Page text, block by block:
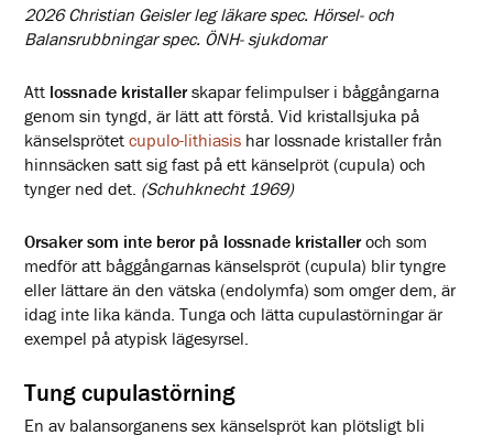
2026 Christian Geisler leg läkare spec. Hörsel- och
Balansrubbningar spec. ÖNH- sjukdomar
Att lossnade kristaller skapar felimpulser i båggångarna
genom sin tyngd, är lätt att förstå. Vid kristallsjuka på
känselsprötetcupulo-lithiasis har lossnade kristaller från
hinnsäcken satt sig fast på ett känselpröt (cupula) och
tynger ned det. (Schuhknecht 1969)
Orsaker som inte beror på lossnade kristaller och som
medför att båggångarnas känselspröt (cupula) blir tyngre
eller lättare än den vätska (endolymfa) som omger dem, är
idag inte lika kända. Tunga och lätta cupulastörningar är
exempel på atypisk lägesyrsel.
Tung cupulastörning
En av balansorganens sex känselspröt kan plötsligt bli